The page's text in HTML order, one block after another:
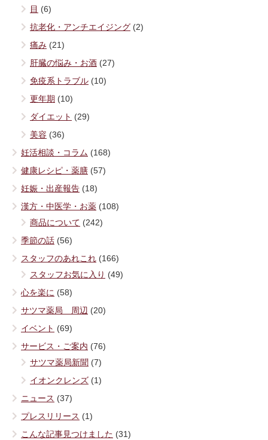
目 (6)
抗老化・アンチエイジング (2)
痛み (21)
肝臓の悩み・お酒 (27)
免疫系トラブル (10)
更年期 (10)
ダイエット (29)
美容 (36)
妊活相談・コラム (168)
健康レシピ・薬膳 (57)
妊娠・出産報告 (18)
漢方・中医学・お薬 (108)
商品について (242)
季節の話 (56)
スタッフのあれこれ (166)
スタッフお気に入り (49)
心を楽に (58)
サツマ薬局 周辺 (20)
イベント (69)
サービス・ご案内 (76)
サツマ薬局新聞 (7)
イオンクレンズ (1)
ニュース (37)
プレスリリース (1)
こんな記事見つけました (31)